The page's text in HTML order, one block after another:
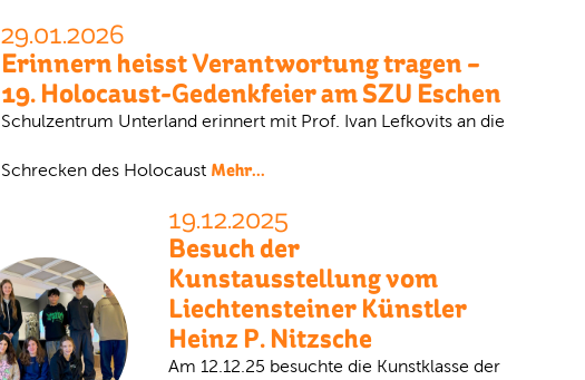
29.01.2026
Erinnern heisst Verantwortung tragen –
19. Holocaust-Gedenkfeier am SZU Eschen
Schulzentrum Unterland erinnert mit Prof. Ivan Lefkovits an die
Schrecken des Holocaust Mehr...
19.12.2025
Besuch der
Kunstausstellung vom
Liechtensteiner Künstler
Heinz P. Nitzsche
Am 12.12.25 besuchte die Kunstklasse der